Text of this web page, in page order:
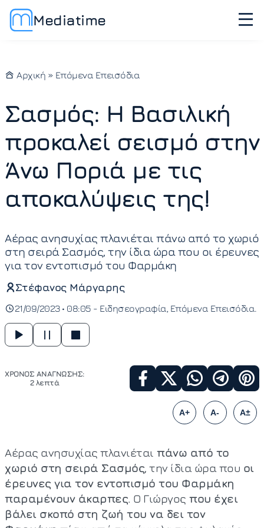
Mediatime
Αρχική » Επόμενα Επεισόδια
Σασμός: Η Βασιλική
προκαλεί σεισμό στην
Άνω Ποριά με τις
αποκαλύψεις της!
Αέρας ανησυχίας πλανιέται πάνω από το χωριό
στη σειρά Σασμός, την ίδια ώρα που οι έρευνες
για τον εντοπισμό του Φαρμάκη
Στέφανος Μάργαρης
21/09/2023 • 08:05 - Ειδησεογραφία Επόμενα Επεισόδια
ΧΡΟΝΟΣ ΑΝΑΓΝΩΣΗΣ:
2 λεπτά
A+ A- A±
Αέρας ανησυχίας πλανιέται πάνω από το
χωριό στη σειρά Σασμός, την ίδια ώρα που οι
έρευνες για τον εντοπισμό του Φαρμάκη
παραμένουν άκαρπες. Ο Γιώργος που έχει
βάλει σκοπό στη ζωή του να δει τον